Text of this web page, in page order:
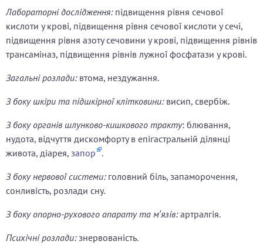
Лабораторні дослідження: підвищення рівня сечової
кислоти у крові, підвищення рівня сечової кислоти у сечі,
підвищення рівня азоту сечовини у крові, підвищення рівнів
трансаміназ, підвищення рівнів лужної фосфатази у крові.
Загальні розлади:втома, нездужання.
З боку шкіри та підшкірної клітковини:висип, свербіж.
З боку органів шлунково-кишкового тракту: блювання,
нудота, відчуття дискомфорту в епігастральній ділянці
живота, діарея, запор .
З боку нервової системи:головний біль, запаморочення,
сонливість, розлади сну.
З боку опорно-рухового апарату та м′язів:артралгія.
Психічні розлади:знервованість.